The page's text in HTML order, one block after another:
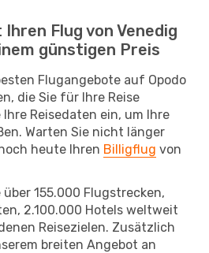
Flug von Venedig
günstigen Preis
Flugangebote auf Opodo
die Sie für Ihre Reise
Reisedaten ein, um Ihre
Warten Sie nicht länger
heute Ihren Billigflug von
155.000 Flugstrecken,
2.100.000 Hotels weltweit
Reisezielen. Zusätzlich
breiten Angebot an